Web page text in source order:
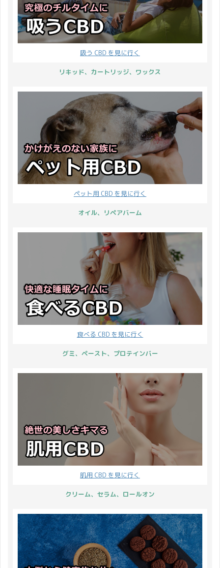
吸う CBD を見に行く
リキッド、カートリッジ、ワックス
ペット用 CBD を見に行く
オイル、リペアバーム
食べる CBD を見に行く
グミ、ペースト、プロテインバー
肌用 CBD を見に行く
クリーム、セラム、ロールオン